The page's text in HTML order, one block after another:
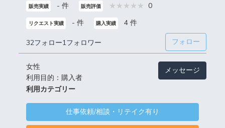
販売実績 - 件 販売評価 0
リクエスト実績 - 件 購入実績 4 件
32フォロー1フォロワー フォロー
女性
利用目的：購入者
メッセージ
利用カテゴリー
仕事依頼/相談・リテイク有り